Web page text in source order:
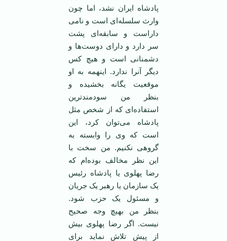
پادشاه ایران نشد، اما چون
وارث سلسله‌ای است و نامی
داراست و سابقه‌ای پشت
سر دارد و دارای دوست‌ها و
دشمنانی است و هیچ کس
دیگر آنرا ندارد. اینهمه به او
موقعیت یگانه بخشیده و
بنظر من سودمند‌ترین
استفاده‌ای که از شخص مثل
پادشاه می‌توان کرد، این
است که وی را وابسته به
گروهی نکنیم. من سخت با
این نظر مخالف بوده‌ام که
رضا پهلوی یا پادشاه رئیس
یک سازمان یا رهبر یک جریان
و مسئول یک حزب شود.
بنظر من بهیچ وجه صحیح
نیست. اگر رضا پهلوی بیش
از پیش تلاش نماید برای